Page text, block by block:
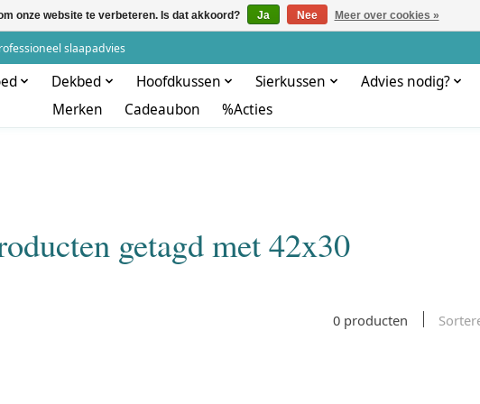
slaapadvies
Dekbed Hoofdkussen Sierkussen Advies nodig?
Merken
Cadeaubon %Acties
getagd met 42x30
0 producten
onze website te verbeteren. Is dat akkoord? Ja Nee Meer over cookies »